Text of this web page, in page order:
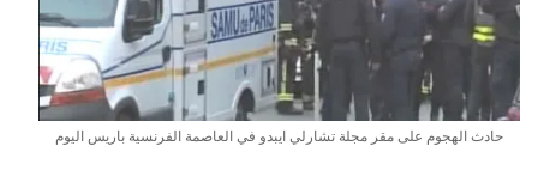
حادث الهجوم على مقر مجلة تشارلي ايبدو في العاصمة الفرنسية باريس اليوم